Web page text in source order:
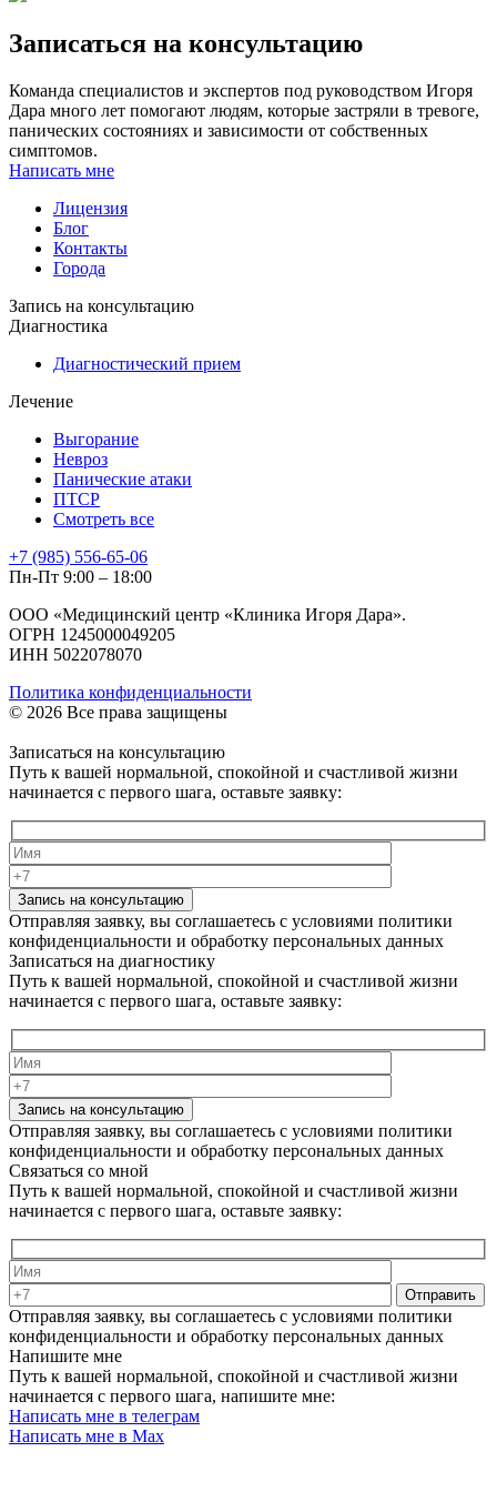
Записаться на консультацию
Команда специалистов и экспертов под руководством Игоря
Дара много лет помогают людям, которые застряли в тревоге,
панических состояниях и зависимости от собственных
симптомов.
Написать мне
Лицензия
Блог
Контакты
Города
Запись на консультацию
Диагностика
Диагностический прием
Лечение
Выгорание
Невроз
Панические атаки
ПТСР
Смотреть все
+7 (985) 556-65-06
Пн-Пт 9:00 – 18:00
ООО «Медицинский центр «Клиника Игоря Дара».
ОГРН 1245000049205
ИНН 5022078070
Политика конфиденциальности
© 2026 Все права защищены
Записаться на консультацию
Путь к вашей нормальной, спокойной и счастливой жизни
начинается с первого шага, оставьте заявку:
Запись на консультацию
Отправляя заявку, вы соглашаетесь с условиями политики
конфиденциальности и обработку персональных данных
Записаться на диагностику
Путь к вашей нормальной, спокойной и счастливой жизни
начинается с первого шага, оставьте заявку:
Запись на консультацию
Отправляя заявку, вы соглашаетесь с условиями политики
конфиденциальности и обработку персональных данных
Связаться со мной
Путь к вашей нормальной, спокойной и счастливой жизни
начинается с первого шага, оставьте заявку:
Отправить
Отправляя заявку, вы соглашаетесь с условиями политики
конфиденциальности и обработку персональных данных
Напишите мне
Путь к вашей нормальной, спокойной и счастливой жизни
начинается с первого шага, напишите мне:
Написать мне в телеграм
Написать мне в Max